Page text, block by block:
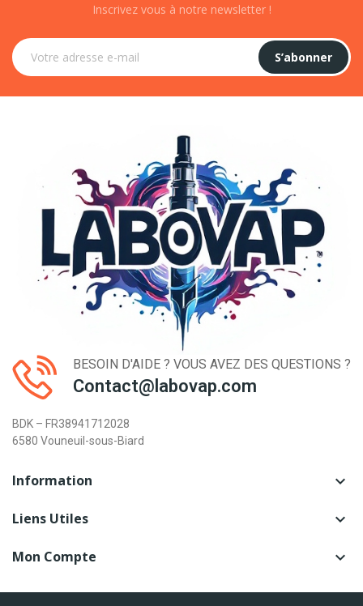
Inscrivez vous à notre newsletter !
S’abonner
BESOIN D'AIDE ? VOUS AVEZ DES QUESTIONS ?
Contact@labovap.com
BDK – FR38941712028
6580 Vouneuil-sous-Biard
Information 
Liens Utiles 
Mon Compte 